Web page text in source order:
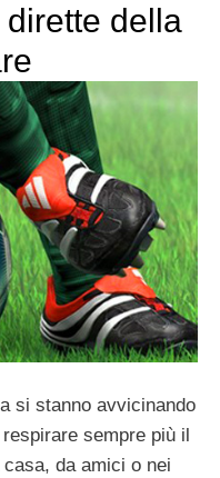
della
si stanno avvicinando
sempre più il
da amici o nei